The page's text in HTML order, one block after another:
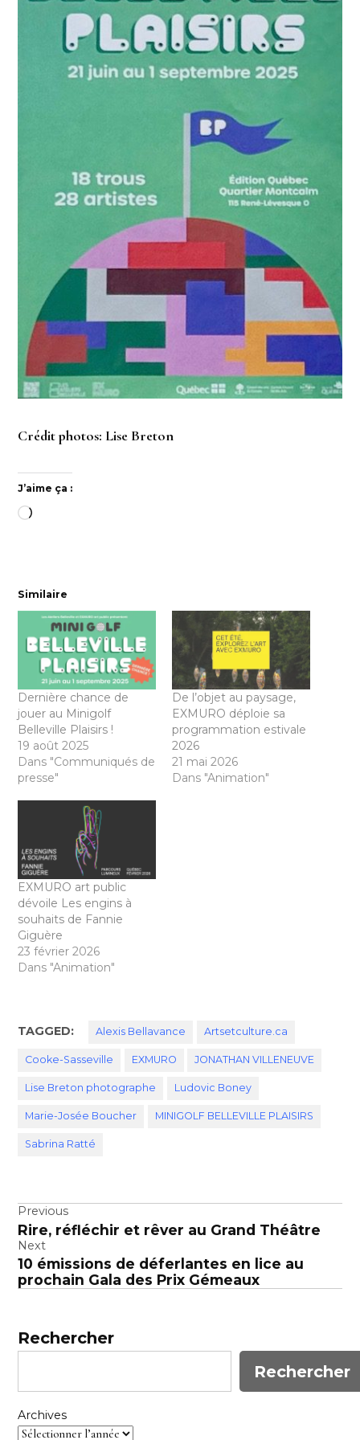
Crédit photos: Lise Breton
J’aime ça :
Chargement…
Similaire
Dernière chance de
jouer au Minigolf
Belleville Plaisirs !
19 août 2025
Dans "Communiqués de
presse"
De l’objet au paysage,
EXMURO déploie sa
programmation estivale
2026
21 mai 2026
Dans "Animation"
EXMURO art public
dévoile Les engins à
souhaits de Fannie
Giguère
23 février 2026
Dans "Animation"
TAGGED: Alexis Bellavance Artsetculture.ca
Cooke-Sasseville EXMURO JONATHAN VILLENEUVE
Lise Breton photographe Ludovic Boney
Marie-Josée Boucher MINIGOLF BELLEVILLE PLAISIRS
Sabrina Ratté
Navigation
de
l’article
Previous
Rire, réfléchir et rêver au Grand Théâtre
Next
10 émissions de déferlantes en lice au
prochain Gala des Prix Gémeaux
Rechercher
Rechercher
Archives